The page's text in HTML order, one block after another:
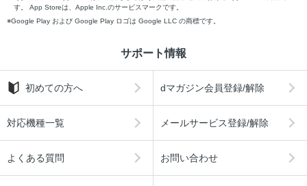
す。 App Storeは、Apple Inc.のサービスマークです。
Google Play および Google Play ロゴは Google LLC の商標です。
サポート情報
初めての方へ dマガジン会員登録/解除
対応機種一覧 メールサービス登録/解除
よくある質問 お問い合わせ